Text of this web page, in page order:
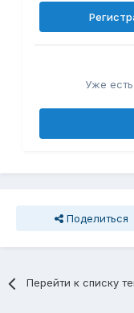
Уже
Поделиться
Перейти к списку